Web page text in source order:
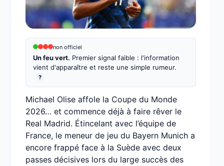
non officiel
Un feu vert. Premier signal faible : l'information
vient d'apparaître et reste une simple rumeur.
?
Michael Olise affole la Coupe du Monde
2026… et commence déjà à faire rêver le
Real Madrid. Étincelant avec l’équipe de
France, le meneur de jeu du Bayern Munich a
encore frappé face à la Suède avec deux
passes décisives lors du large succès des